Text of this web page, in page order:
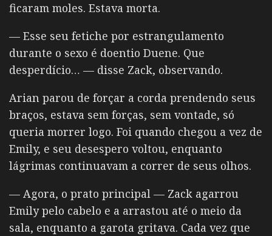
ficaram moles. Estava morta.
— Esse seu fetiche por estrangulamento
durante o sexo é doentio Duene. Que
desperdício… — disse Zack, observando.
Arian parou de forçar a corda prendendo seus
braços, estava sem forças, sem vontade, só
queria morrer logo. Foi quando chegou a vez de
Emily, e seu desespero voltou, enquanto
lágrimas continuavam a correr de seus olhos.
— Agora, o prato principal — Zack agarrou
Emily pelo cabelo e a arrastou até o meio da
sala, enquanto a garota gritava. Cada vez que